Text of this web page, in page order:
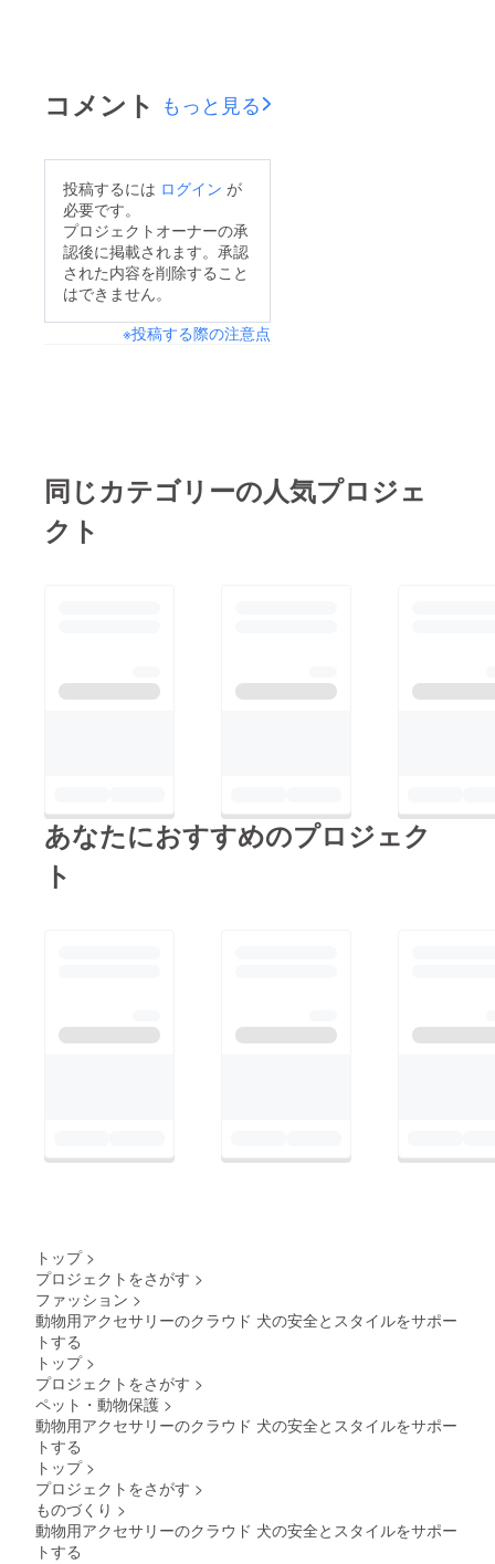
コメント もっと見る
投稿するには ログイン が
必要です。
プロジェクトオーナーの承
認後に掲載されます。承認
された内容を削除すること
はできません。
※投稿する際の注意点
同じカテゴリーの人気プロジェ
クト
あなたにおすすめのプロジェク
ト
トップ >
プロジェクトをさがす >
ファッション >
動物用アクセサリーのクラウド 犬の安全とスタイルをサポー
トする
トップ >
プロジェクトをさがす >
ペット・動物保護 >
動物用アクセサリーのクラウド 犬の安全とスタイルをサポー
トする
トップ >
プロジェクトをさがす >
ものづくり >
動物用アクセサリーのクラウド 犬の安全とスタイルをサポー
トする